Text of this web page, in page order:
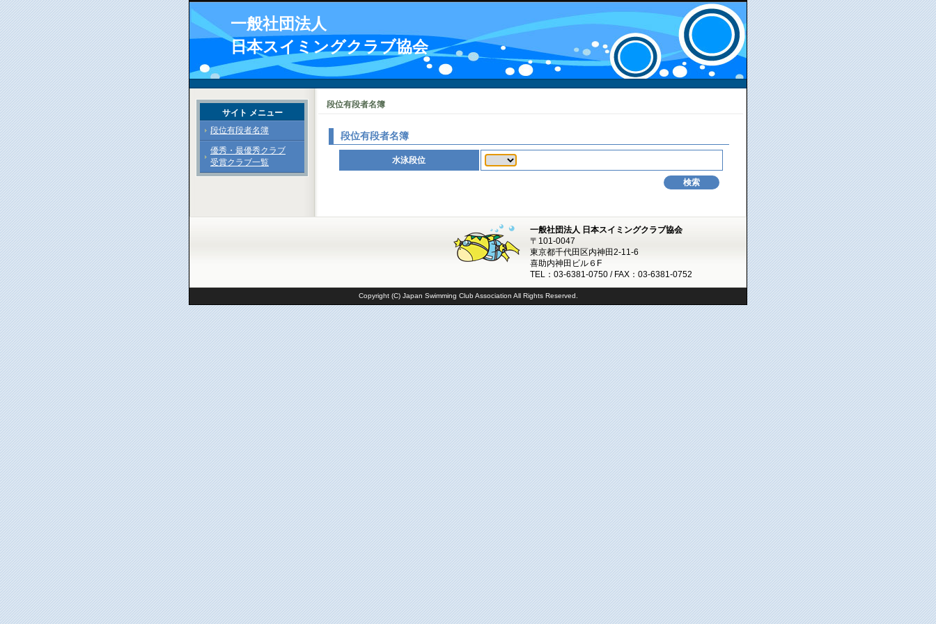
一般社団法人
日本スイミングクラブ協会
段位有段者名簿
段位有段者名簿
水泳段位
サイト メニュー
段位有段者名簿
優秀・最優秀クラブ
受賞クラブ一覧
一般社団法人 日本スイミングクラブ協会
〒101-0047
東京都千代田区内神田2-11-6
喜助内神田ビル６F
TEL：03-6381-0750 / FAX：03-6381-0752
Copyright (C) Japan Swimming Club Association All Rights Reserved.